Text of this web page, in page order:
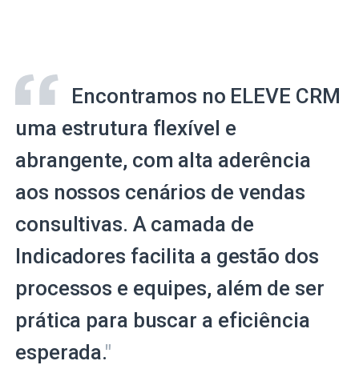
Encontramos no ELEVE CRM
uma estrutura flexível e
abrangente, com alta aderência
aos nossos cenários de vendas
consultivas. A camada de
Indicadores facilita a gestão dos
processos e equipes, além de ser
prática para buscar a eficiência
esperada."